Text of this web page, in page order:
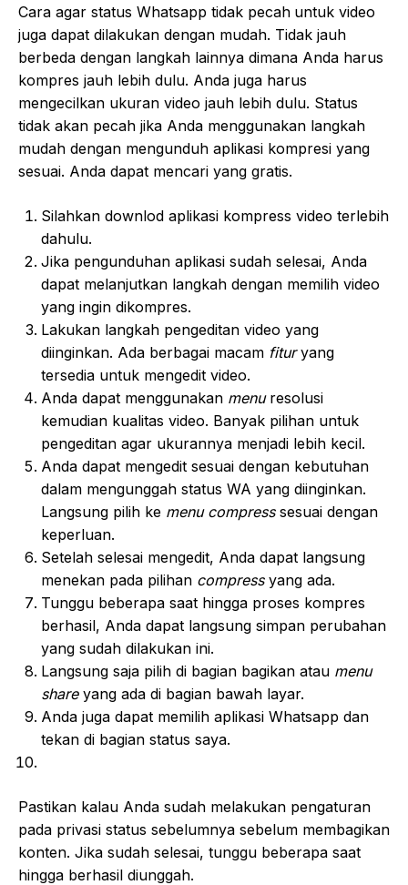
Cara agar status Whatsapp tidak pecah untuk video
juga dapat dilakukan dengan mudah. Tidak jauh
berbeda dengan langkah lainnya dimana Anda harus
kompres jauh lebih dulu. Anda juga harus
mengecilkan ukuran video jauh lebih dulu. Status
tidak akan pecah jika Anda menggunakan langkah
mudah dengan mengunduh aplikasi kompresi yang
sesuai. Anda dapat mencari yang gratis.
Silahkan downlod aplikasi kompress video terlebih
dahulu.
Jika pengunduhan aplikasi sudah selesai, Anda
dapat melanjutkan langkah dengan memilih video
yang ingin dikompres.
Lakukan langkah pengeditan video yang
diinginkan. Ada berbagai macam fituryang
tersedia untuk mengedit video.
Anda dapat menggunakan menu resolusi
kemudian kualitas video. Banyak pilihan untuk
pengeditan agar ukurannya menjadi lebih kecil.
Anda dapat mengedit sesuai dengan kebutuhan
dalam mengunggah status WA yang diinginkan.
Langsung pilih ke menu compress sesuai dengan
keperluan.
Setelah selesai mengedit, Anda dapat langsung
menekan pada pilihan compress yang ada.
Tunggu beberapa saat hingga proses kompres
berhasil, Anda dapat langsung simpan perubahan
yang sudah dilakukan ini.
Langsung saja pilih di bagian bagikan atau menu
share yang ada di bagian bawah layar.
Anda juga dapat memilih aplikasi Whatsapp dan
tekan di bagian status saya.
Pastikan kalau Anda sudah melakukan pengaturan
pada privasi status sebelumnya sebelum membagikan
konten. Jika sudah selesai, tunggu beberapa saat
hingga berhasil diunggah.